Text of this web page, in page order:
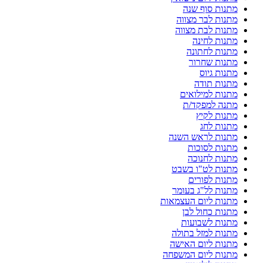
מתנות סוף שנה
מתנות לבר מצווה
מתנות לבת מצווה
מתנות לחינה
מתנות לחתונה
מתנות שחרור
מתנות גיוס
מתנות תודה
מתנות למילואים
מתנה למפקד/ת
מתנות לקיץ
מתנות לחג
מתנות לראש השנה
מתנות לסוכות
מתנות לחנוכה
מתנות לט"ו בשבט
מתנות לפורים
מתנות לל"ג בעומר
מתנות ליום העצמאות
מתנות כחול לבן
מתנות לשבועות
מתנות למזל בתולה
מתנות ליום האישה
מתנות ליום המשפחה